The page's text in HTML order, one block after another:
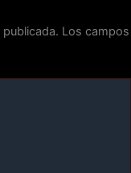
Los campos